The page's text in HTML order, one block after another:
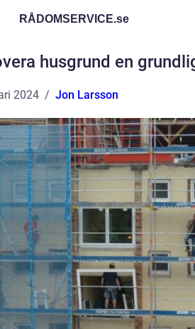
RÅDOMSERVICE.se
husgrund en
2024 Jon Larsson